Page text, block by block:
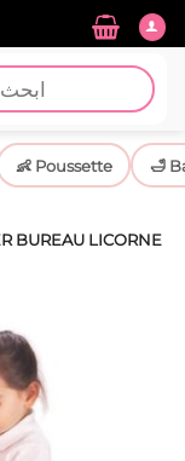
👶 Poussette 🛁
BUREAU LICORNE